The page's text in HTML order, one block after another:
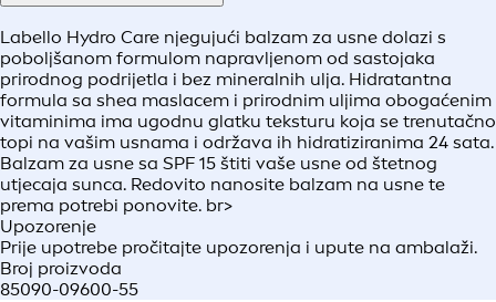
Labello Hydro Care njegujući balzam za usne dolazi s
poboljšanom formulom napravljenom od sastojaka
prirodnog podrijetla i bez mineralnih ulja. Hidratantna
formula sa shea maslacem i prirodnim uljima obogaćenim
vitaminima ima ugodnu glatku teksturu koja se trenutačno
topi na vašim usnama i održava ih hidratiziranima 24 sata.
Balzam za usne sa SPF 15 štiti vaše usne od štetnog
utjecaja sunca. Redovito nanosite balzam na usne te
prema potrebi ponovite. br>
Upozorenje
Prije upotrebe pročitajte upozorenja i upute na ambalaži.
Broj proizvoda
85090-09600-55